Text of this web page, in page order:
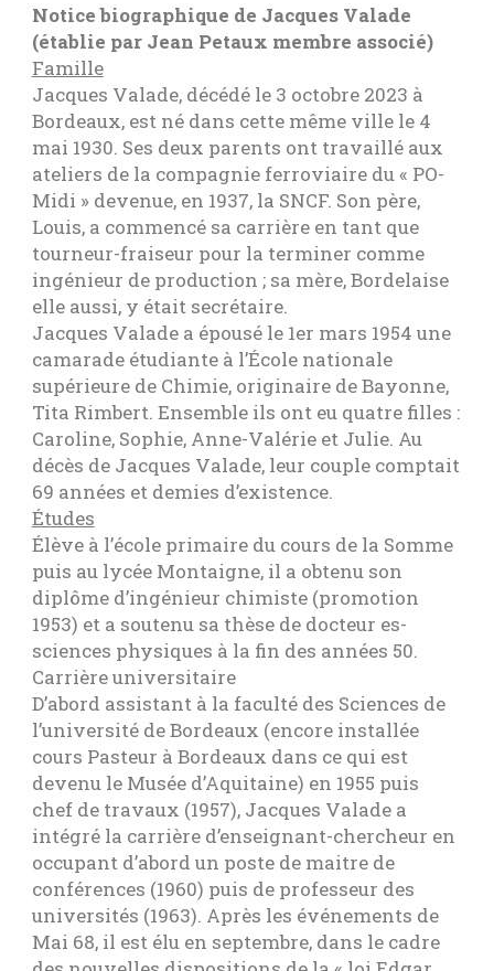
Notice biographique de Jacques Valade
(établie par Jean Petaux membre associé)
Famille
Jacques Valade, décédé le 3 octobre 2023 à
Bordeaux, est né dans cette même ville le 4
mai 1930. Ses deux parents ont travaillé aux
ateliers de la compagnie ferroviaire du « PO-
Midi » devenue, en 1937, la SNCF. Son père,
Louis, a commencé sa carrière en tant que
tourneur-fraiseur pour la terminer comme
ingénieur de production ; sa mère, Bordelaise
elle aussi, y était secrétaire.
Jacques Valade a épousé le 1er mars 1954 une
camarade étudiante à l’École nationale
supérieure de Chimie, originaire de Bayonne,
Tita Rimbert. Ensemble ils ont eu quatre filles :
Caroline, Sophie, Anne-Valérie et Julie. Au
décès de Jacques Valade, leur couple comptait
69 années et demies d’existence.
Études
Élève à l’école primaire du cours de la Somme
puis au lycée Montaigne, il a obtenu son
diplôme d’ingénieur chimiste (promotion
1953) et a soutenu sa thèse de docteur es-
sciences physiques à la fin des années 50.
Carrière universitaire
D’abord assistant à la faculté des Sciences de
l’université de Bordeaux (encore installée
cours Pasteur à Bordeaux dans ce qui est
devenu le Musée d’Aquitaine) en 1955 puis
chef de travaux (1957), Jacques Valade a
intégré la carrière d’enseignant-chercheur en
occupant d’abord un poste de maitre de
conférences (1960) puis de professeur des
universités (1963). Après les événements de
Mai 68, il est élu en septembre, dans le cadre